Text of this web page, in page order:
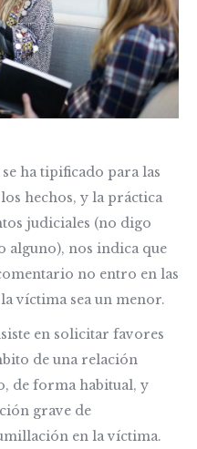
ha tipificado para las
hechos, y la práctica
judiciales (no digo
alguno), nos indica que
no entro en las
víctima sea un menor.
en solicitar favores
de una relación
de forma habitual, y
grave de
en la víctima.